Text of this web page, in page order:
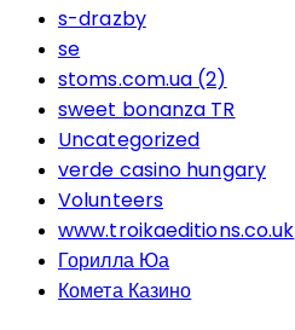
s-drazby
se
stoms.com.ua (2)
sweet bonanza TR
Uncategorized
verde casino hungary
Volunteers
www.troikaeditions.co.uk
Горилла Юа
Комета Казино